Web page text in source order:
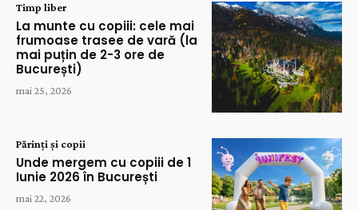
Timp liber
La munte cu copiii: cele mai
frumoase trasee de vară (la
mai puțin de 2-3 ore de
București)
mai 25, 2026
Părinți și copii
Unde mergem cu copiii de 1
Iunie 2026 în București
mai 22, 2026